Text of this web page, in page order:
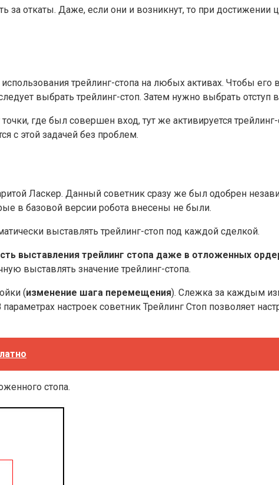
за откаты. Даже, если они и возникнут, то при достижении
трейлинг-стопа на любых активах. Чтобы его
выбрать трейлинг-стоп. Затем нужно выбрать отступ в
где был совершен вход, тут же активируется
с этой задачей без проблем.
Ласкер. Данный советник сразу же был одобрен
в базовой версии робота внесены не были.
выставлять трейлинг-стоп под каждой сделкой.
выставления трейлинг стопа даже в отложенных
выставлять значение трейлинг-стопа.
(изменение шага перемещения). Слежка за каждым
настроек советник Трейлинг Стоп позволяет
стопа.